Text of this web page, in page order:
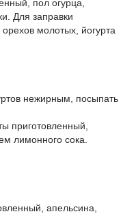
пол огурца,
Для заправки
молотых, йогурта
нежирным, посыпать
приготовленный,
лимонного сока.
апельсина,